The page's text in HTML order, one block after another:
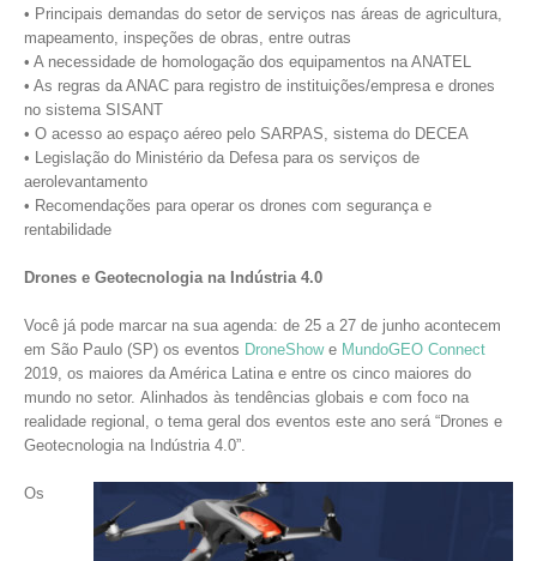
• Principais demandas do setor de serviços nas áreas de agricultura,
mapeamento, inspeções de obras, entre outras
• A necessidade de homologação dos equipamentos na ANATEL
• As regras da ANAC para registro de instituições/empresa e drones
no sistema SISANT
• O acesso ao espaço aéreo pelo SARPAS, sistema do DECEA
• Legislação do Ministério da Defesa para os serviços de
aerolevantamento
• Recomendações para operar os drones com segurança e
rentabilidade
Drones e Geotecnologia na Indústria 4.0
Você já pode marcar na sua agenda: de 25 a 27 de junho acontecem
em São Paulo (SP) os eventos DroneShowe MundoGEO Connect
2019, os maiores da América Latina e entre os cinco maiores do
mundo no setor. Alinhados às tendências globais e com foco na
realidade regional, o tema geral dos eventos este ano será “Drones e
Geotecnologia na Indústria 4.0”.
Os